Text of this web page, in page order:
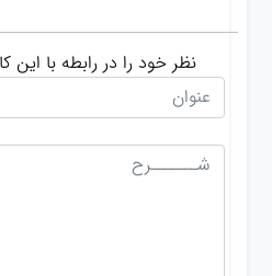
نظر خود را در رابطه با این